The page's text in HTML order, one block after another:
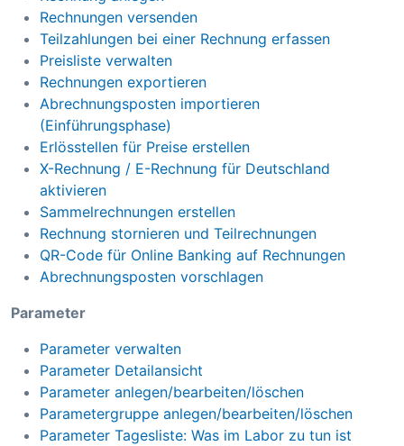
Rechnungen versenden
Teilzahlungen bei einer Rechnung erfassen
Preisliste verwalten
Rechnungen exportieren
Abrechnungsposten importieren
(Einführungsphase)
Erlösstellen für Preise erstellen
X-Rechnung / E-Rechnung für Deutschland
aktivieren
Sammelrechnungen erstellen
Rechnung stornieren und Teilrechnungen
QR-Code für Online Banking auf Rechnungen
Abrechnungsposten vorschlagen
Parameter
Parameter verwalten
Parameter Detailansicht
Parameter anlegen/bearbeiten/löschen
Parametergruppe anlegen/bearbeiten/löschen
Parameter Tagesliste: Was im Labor zu tun ist